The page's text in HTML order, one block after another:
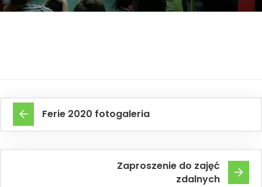
Ferie 2020 fotogaleria
Zaproszenie do zajęć
zdalnych